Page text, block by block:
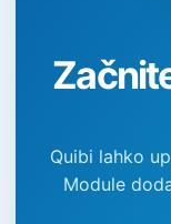
Quibi lahko
Module